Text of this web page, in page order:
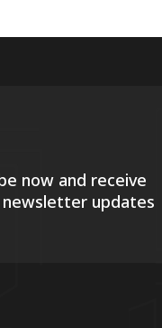
now and receive
updates